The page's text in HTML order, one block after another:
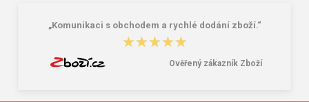
„Komunikaci s obchodem a rychlé dodání zboží.“
★★★★★
★★★★★
Ověřený zákazník Zboží